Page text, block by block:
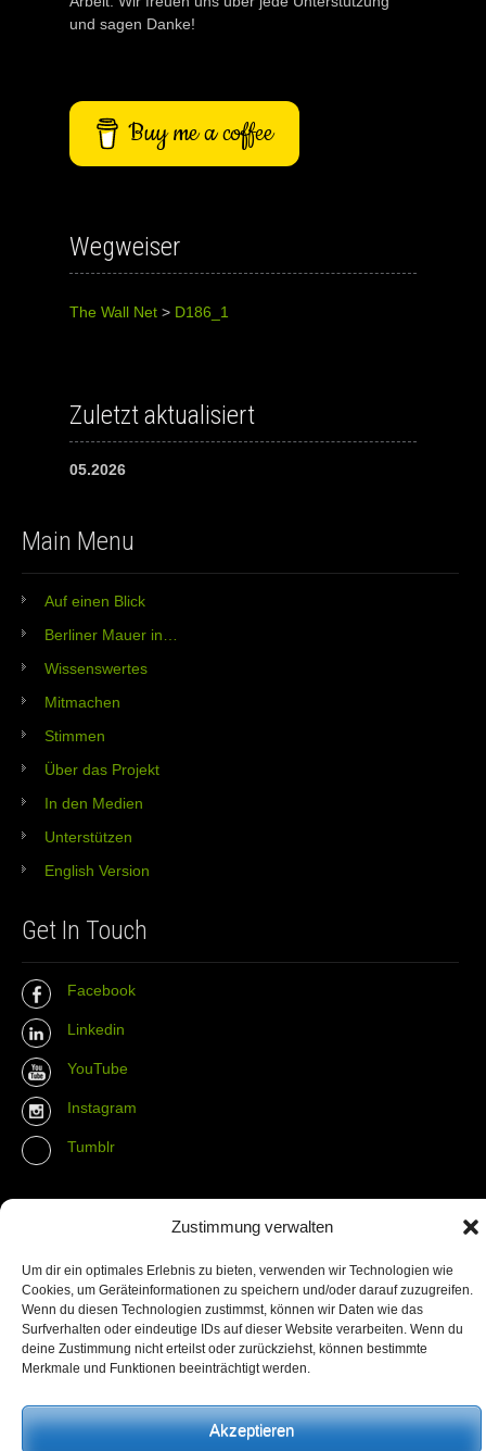
Zustimmung verwalten
Um dir ein optimales Erlebnis zu bieten, verwenden wir Technologien wie
Cookies, um Geräteinformationen zu speichern und/oder darauf zuzugreifen.
Wenn du diesen Technologien zustimmst, können wir Daten wie das
Surfverhalten oder eindeutige IDs auf dieser Website verarbeiten. Wenn du
deine Zustimmung nicht erteilst oder zurückziehst, können bestimmte
Merkmale und Funktionen beeinträchtigt werden.
Akzeptieren
und sagen Danke!
Buy me a coffee
Wegweiser
The Wall Net > D186_1
Zuletzt aktualisiert
05.2026
Main Menu
Auf einen Blick
Berliner Mauer in…
Wissenswertes
Mitmachen
Stimmen
Über das Projekt
In den Medien
Unterstützen
English Version
Get In Touch
Facebook
Linkedin
YouTube
Instagram
Tumblr
The Wall Net
Email : info@the-wall-net.org
© The Wall Net, 2014. All rights reserved except where otherwise
Datenschutz|Impressum|Credits
Transparenzdatenbank Berlin